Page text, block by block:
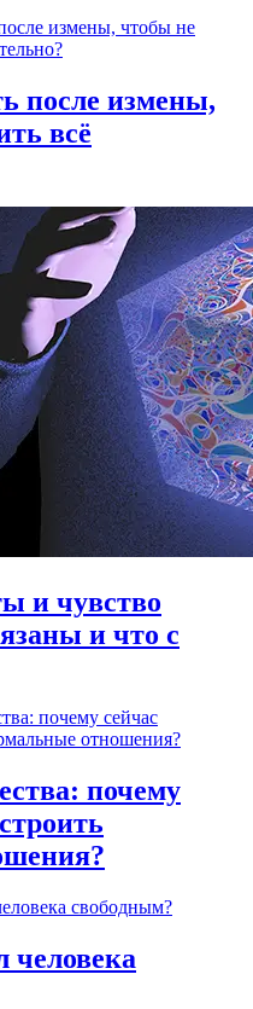
после измены,
всё
и чувство
и что с
почему
человека